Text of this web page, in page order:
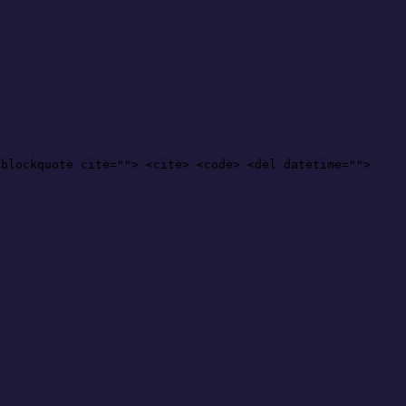
cite=""> <cite> <code> <del datetime="">